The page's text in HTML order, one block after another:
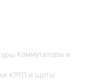
Коммутаторы и
КРТП и щиты